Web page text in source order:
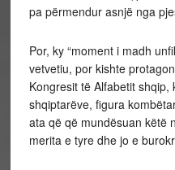
pa përmendur asnjë nga
Por, ky “moment i madh
vetvetiu, por kishte
Kongresit të Alfabetit shqip,
shqiptarëve, figura
ata që që mundësuan këtë
merita e tyre dhe jo e